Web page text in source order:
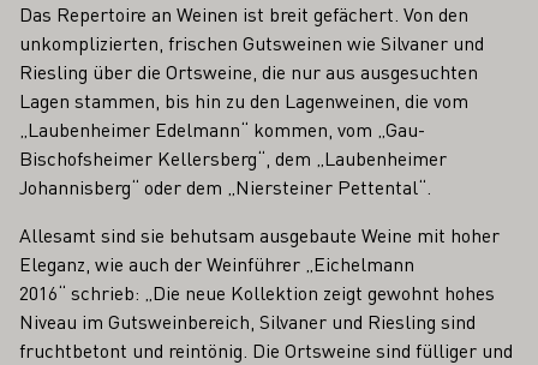
Das Repertoire an Weinen ist breit gefächert. Von den
unkomplizierten, frischen Gutsweinen wie Silvaner und
Riesling über die Ortsweine, die nur aus ausgesuchten
Lagen stammen, bis hin zu den Lagenweinen, die vom
„Laubenheimer Edelmann“ kommen, vom „Gau-
Bischofsheimer Kellersberg“, dem „Laubenheimer
Johannisberg“ oder dem „Niersteiner Pettental“.
Allesamt sind sie behutsam ausgebaute Weine mit hoher
Eleganz, wie auch der Weinführer „Eichelmann
2016“ schrieb: „Die neue Kollektion zeigt gewohnt hohes
Niveau im Gutsweinbereich, Silvaner und Riesling sind
fruchtbetont und reintönig. Die Ortsweine sind fülliger und